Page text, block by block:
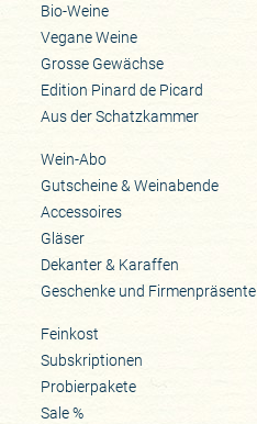
Bio-Weine
Vegane Weine
Grosse Gewächse
Edition Pinard de Picard
Aus der Schatzkammer
Wein-Abo
Gutscheine & Weinabende
Accessoires
Gläser
Dekanter & Karaffen
Geschenke und Firmenpräsente
Feinkost
Subskriptionen
Probierpakete
Sale %